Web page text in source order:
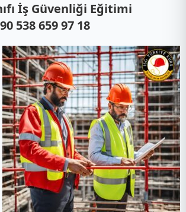
İş Güvenliği Eğitimi
538 659 97 18